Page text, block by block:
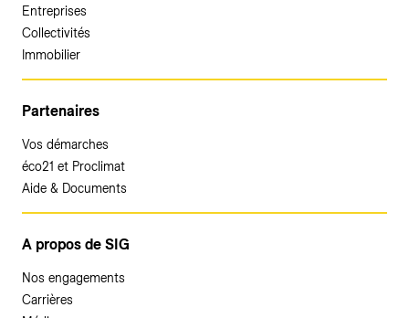
Entreprises
Collectivités
Immobilier
Partenaires
Vos démarches
éco21 et Proclimat
Aide & Documents
A propos de SIG
Nos engagements
Carrières